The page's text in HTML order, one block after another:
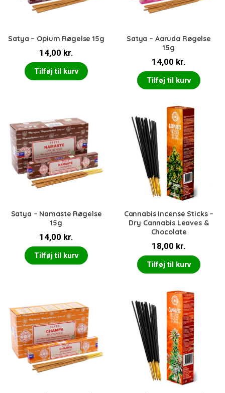
Satya – Opium Røgelse 15g
14,00 kr.
Tilføj til kurv
Satya – Aaruda Røgelse
15g
14,00 kr.
Tilføj til kurv
Satya – Namaste Røgelse
15g
14,00 kr.
Tilføj til kurv
Cannabis Incense Sticks –
Dry Cannabis Leaves &
Chocolate
18,00 kr.
Tilføj til kurv